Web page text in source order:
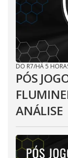
DO R7/HÁ 5
PÓS
ANÁLISE